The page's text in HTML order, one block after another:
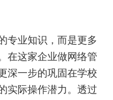
专业知识，而是更多
在这家企业做网络管
深一步的巩固在学校
实际操作潜力。透过